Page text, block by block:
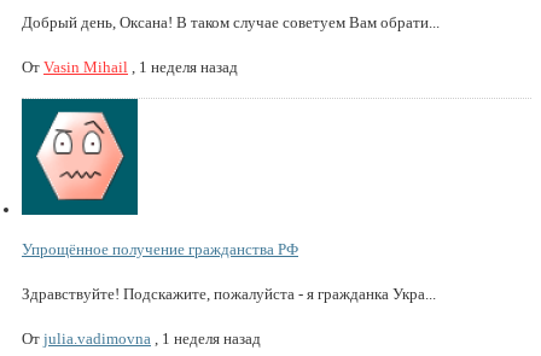
Добрый день, Оксана! В таком случае советуем Вам обрати...
От Vasin Mihail 1 неделя назад
Упрощённое получение гражданства РФ
Здравствуйте! Подскажите, пожалуйста - я гражданка Укра...
От julia.vadimovna 1 неделя назад